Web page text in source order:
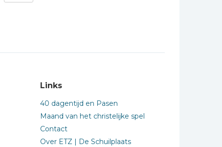
Links
40 dagentijd en Pasen
Maand van het christelijke spel
Contact
Over ETZ | De Schuilplaats